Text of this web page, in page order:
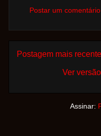
Postar um comentário
Postagem mais recente
Ver
Assinar: